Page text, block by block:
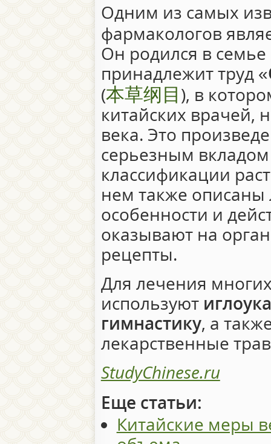
Одним из самых
фармакологов
Он родился в семье
принадлежит труд «
(本草纲目), в
китайских врачей,
века. Это
серьезным
классификации
нем также описаны
особенности и
оказывают на
рецепты.
Для лечения
используют
гимнастику, а
лекарственные
StudyChinese.ru
Еще статьи:
Китайские меры